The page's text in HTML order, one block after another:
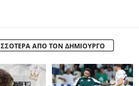
ΑΠΟ ΤΟΝ ΔΗΜΙΟΥΡΓΟ